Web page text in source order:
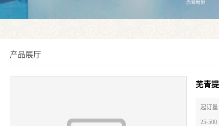
产品展厅
芜青
起订
25-500